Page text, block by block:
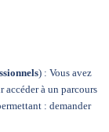
) : Vous avez
à un parcours
: demander